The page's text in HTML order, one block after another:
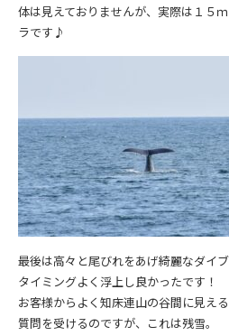
体は見えておりませんが、実際は１５
ラです♪
最後は高々と尾びれをあげ綺麗なダイブ
タイミングよく浮上し良かったです！
お客様からよく知床連山の谷間に見え
質問を受けるのですが、これは残雪。